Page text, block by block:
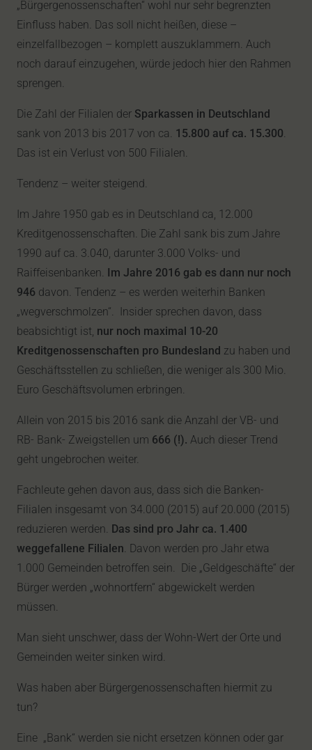
„Bürgergenossenschaften“ wohl nur sehr begrenzten
Einfluss haben. Das soll nicht heißen, diese –
einzelfallbezogen – komplett auszuklammern. Auch
noch darauf einzugehen, würde jedoch hier den Rahmen
sprengen.
Die Zahl der Filialen der Sparkassen in Deutschland
sank von 2013 bis 2017 von ca. 15.800 auf ca. 15.300.
Das ist ein Verlust von 500 Filialen.
Tendenz – weiter steigend.
Im Jahre 1950 gab es in Deutschland ca, 12.000
Kreditgenossenschaften. Die Zahl sank bis zum Jahre
1990 auf ca. 3.040, darunter 3.000 Volks- und
Raiffeisenbanken. Im Jahre 2016 gab es dann nur noch
946 davon. Tendenz – es werden weiterhin Banken
„wegverschmolzen“. Insider sprechen davon, dass
beabsichtigt ist, nur noch maximal 10-20
Kreditgenossenschaften pro Bundesland zu haben und
Geschäftsstellen zu schließen, die weniger als 300 Mio.
Euro Geschäftsvolumen erbringen.
Allein von 2015 bis 2016 sank die Anzahl der VB- und
RB- Bank- Zweigstellen um 666 (!). Auch dieser Trend
geht ungebrochen weiter.
Fachleute gehen davon aus, dass sich die Banken-
Filialen insgesamt von 34.000 (2015) auf 20.000 (2015)
reduzieren werden. Das sind pro Jahr ca. 1.400
weggefallene Filialen. Davon werden pro Jahr etwa
1.000 Gemeinden betroffen sein. Die „Geldgeschäfte“ der
Bürger werden „wohnortfern“ abgewickelt werden
müssen.
Man sieht unschwer, dass der Wohn-Wert der Orte und
Gemeinden weiter sinken wird.
Was haben aber Bürgergenossenschaften hiermit zu
tun?
Eine „Bank“ werden sie nicht ersetzen können oder gar